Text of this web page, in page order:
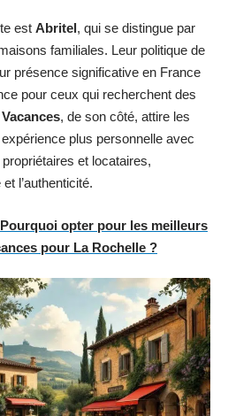
est Abritel, qui se distingue par
familiales. Leur politique de
présence significative en France
pour ceux qui recherchent des
, de son côté, attire les
plus personnelle avec
et locataires,
l’authenticité.
Pourquoi opter pour les meilleurs
pour La Rochelle ?